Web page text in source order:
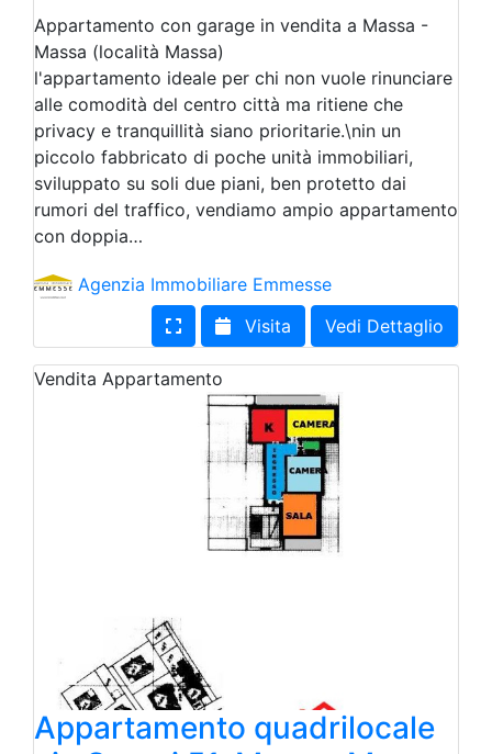
Appartamento con garage in vendita a Massa -
Massa (località Massa)
l'appartamento ideale per chi non vuole rinunciare
alle comodità del centro città ma ritiene che
privacy e tranquillità siano prioritarie.\nin un
piccolo fabbricato di poche unità immobiliari,
sviluppato su soli due piani, ben protetto dai
rumori del traffico, vendiamo ampio appartamento
con doppia…
Agenzia Immobiliare Emmesse
Visita
Vedi Dettaglio
Vendita Appartamento
Appartamento quadrilocale